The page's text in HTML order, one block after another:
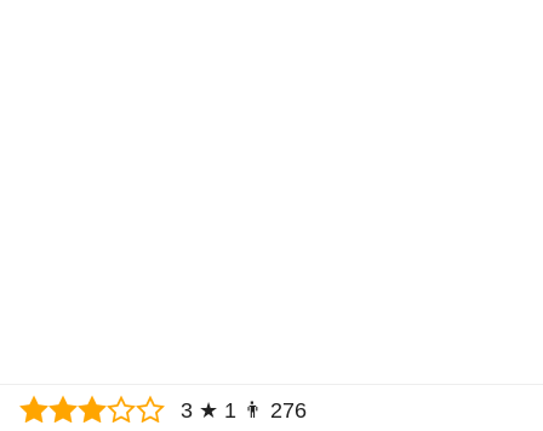
3 ★ 1 👨 276